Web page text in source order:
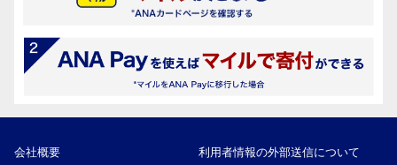
会社概要 利用者情報の外部送信について